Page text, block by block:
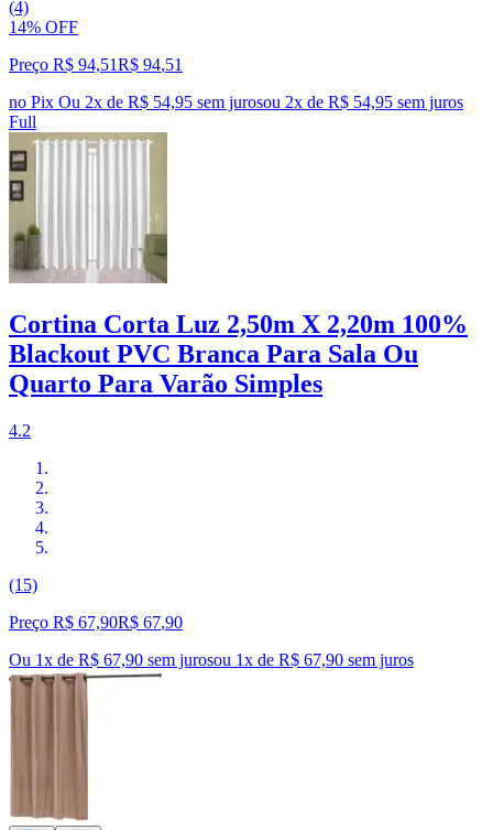
(4)
14% OFF
Preço R$ 94,51R$ 94,51
no Pix Ou 2x de R$ 54,95 sem jurosou 2x de R$ 54,95 sem juros
Full
Cortina Corta Luz 2,50m X 2,20m 100%
Blackout PVC Branca Para Sala Ou
Quarto Para Varão Simples
4.2
(15)
Preço R$ 67,90R$ 67,90
Ou 1x de R$ 67,90 sem jurosou 1x de R$ 67,90 sem juros